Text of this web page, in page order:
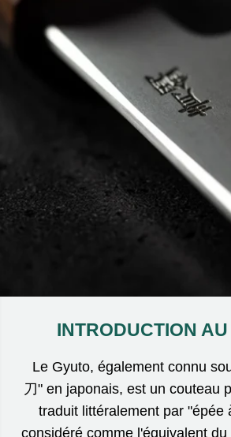
INTRODUCTION
Le Gyuto, également connu
刀" en japonais, est un couteau
traduit littéralement par
considéré comme l'équivalent